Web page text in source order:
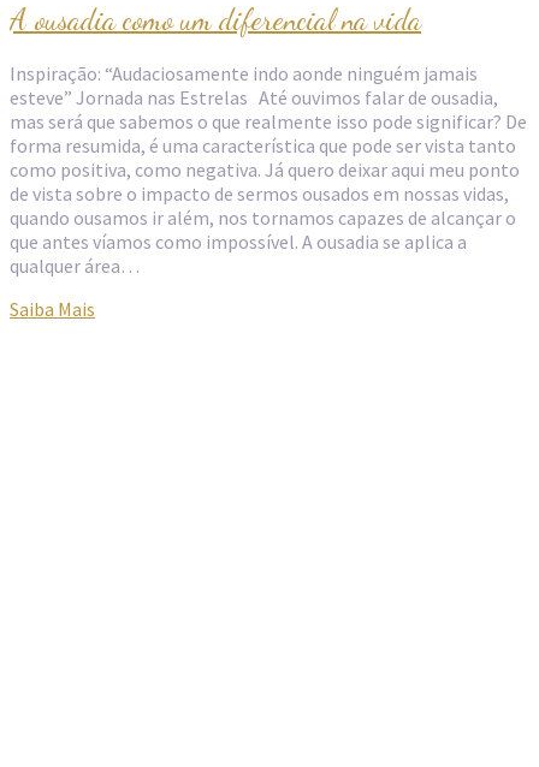
A ousadia como um diferencial na vida
Inspiração: “Audaciosamente indo aonde ninguém jamais
esteve” Jornada nas Estrelas Até ouvimos falar de ousadia,
mas será que sabemos o que realmente isso pode significar? De
forma resumida, é uma característica que pode ser vista tanto
como positiva, como negativa. Já quero deixar aqui meu ponto
de vista sobre o impacto de sermos ousados em nossas vidas,
quando ousamos ir além, nos tornamos capazes de alcançar o
que antes víamos como impossível. A ousadia se aplica a
qualquer área…
Saiba Mais